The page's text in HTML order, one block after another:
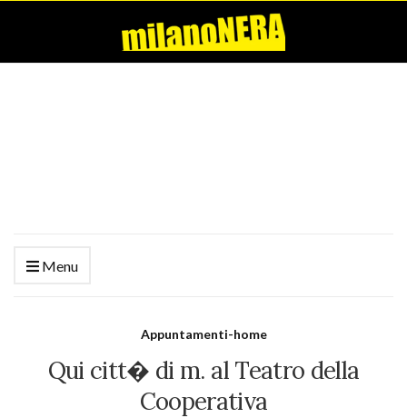
Menu
Appuntamenti-home
Qui citt� di m. al Teatro della
Cooperativa